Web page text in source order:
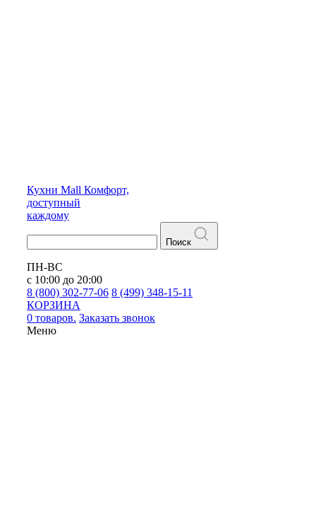
Кухни Mall Комфорт,
доступный
каждому
Поиск
ПН-ВС
с 10:00 до 20:00
8 (800) 302-77-06 8 (499) 348-15-11
КОРЗИНА
0 товаров. Заказать звонок
Меню